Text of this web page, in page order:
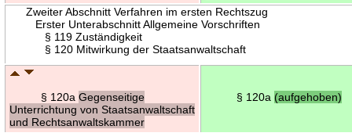
Zweiter Abschnitt Verfahren im ersten Rechtszug
Erster Unterabschnitt Allgemeine Vorschriften
§ 119 Zuständigkeit
§ 120 Mitwirkung der Staatsanwaltschaft
§ 120aGegenseitige
Unterrichtung von Staatsanwaltschaft
und Rechtsanwaltskammer
§ 120a (aufgehoben)